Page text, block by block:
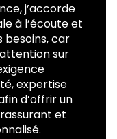
j’accorde
à l’écoute et
besoins, car
sur
expertise
d’offrir un
et